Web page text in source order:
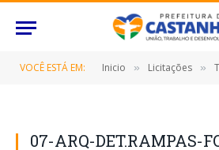
VOCÊ ESTÁ EM: Inicio » Licitações »
07-ARQ-DET.RAMPAS-